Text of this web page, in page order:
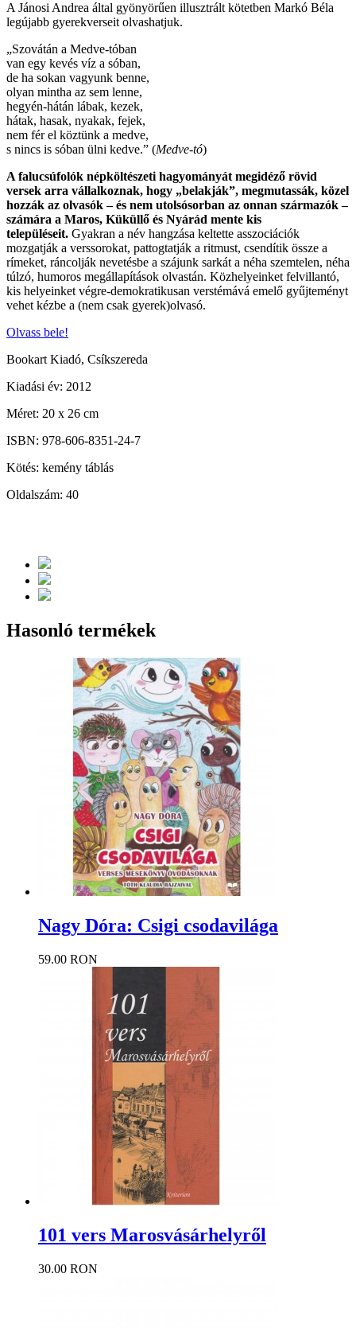
A Jánosi Andrea által gyönyörűen illusztrált kötetben Markó Béla
legújabb gyerekverseit olvashatjuk.
„Szovátán a Medve-tóban
van egy kevés víz a sóban,
de ha sokan vagyunk benne,
olyan mintha az sem lenne,
hegyén-hátán lábak, kezek,
hátak, hasak, nyakak, fejek,
nem fér el köztünk a medve,
s nincs is sóban ülni kedve.” (Medve-tó)
A falucsúfolók népköltészeti hagyományát megidéző rövid
versek arra vállalkoznak, hogy „belakják”, megmutassák, közel
hozzák az olvasók – és nem utolsósorban az onnan származók –
számára a Maros, Küküllő és Nyárád mente kis
településeit. Gyakran a név hangzása keltette asszociációk
mozgatják a verssorokat, pattogtatják a ritmust, csendítik össze a
rímeket, ráncolják nevetésbe a szájunk sarkát a néha szemtelen, néha
túlzó, humoros megállapítások olvastán. Közhelyeinket felvillantó,
kis helyeinket végre-demokratikusan verstémává emelő gyűjteményt
vehet kézbe a (nem csak gyerek)olvasó.
Olvass bele!
Bookart Kiadó, Csíkszereda
Kiadási év: 2012
Méret: 20 x 26 cm
ISBN: 978-606-8351-24-7
Kötés: kemény táblás
Oldalszám: 40
Hasonló termékek
Nagy Dóra: Csigi csodavilága
59.00 RON
101 vers Marosvásárhelyről
30.00 RON